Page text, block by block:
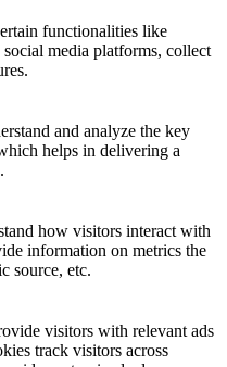
functionalities like
media platforms, collect
and analyze the key
helps in delivering a
how visitors interact with
information on metrics the
source, etc.
visitors with relevant ads
track visitors across